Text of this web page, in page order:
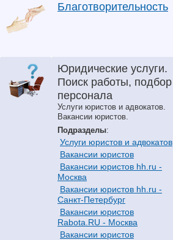
Благотворительность
Юридические услуги.
Поиск работы, подбор
персонала
Услуги юристов и адвокатов.
Вакансии юристов.
Подразделы:
Услуги юристов и адвокатов
Вакансии юристов
Вакансии юристов hh.ru -
Москва
Вакансии юристов hh.ru -
Санкт-Петербург
Вакансии юристов
Rabota.RU - Москва
Вакансии юристов